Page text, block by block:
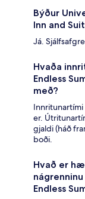
Býður
Inn and
Já.
Hvaða
Endless
með?
er.
gjaldi (háð
boði.
Hvað er
Endless